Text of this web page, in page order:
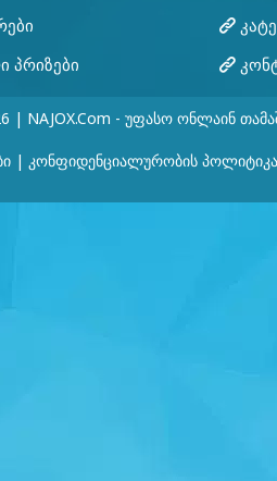
| NAJOX.com - Უფასო Ონლაინ
| Კონფიდენციალურობის Პოლიტიკა